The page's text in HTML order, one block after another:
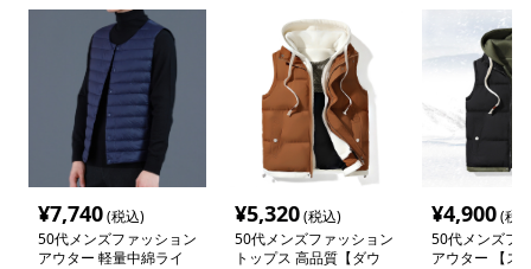
¥7,740(税込)
50代メンズファッション
アウター 軽量中綿ライ
¥5,320(税込)
50代メンズファッション
トップス 高品質【ダウ
¥4,900(税
50代メンズフ
アウター 【ス